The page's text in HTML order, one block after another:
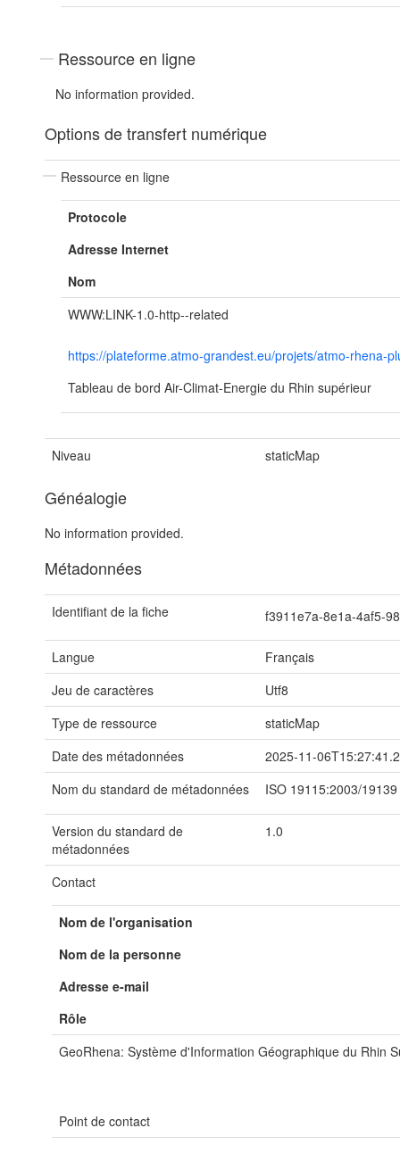
Ressource en ligne
No information provided.
Options de transfert numérique
Ressource en ligne
Protocole
Adresse Internet
Nom
WWW:LINK-1.0-http--related
https://plateforme.atmo-grandest.eu/projets/atmo-rhena-
Tableau de bord Air-Climat-Energie du Rhin supérieur
Niveau staticMap
Généalogie
No information provided.
Métadonnées
Identifiant de la fiche f3911e7a-8e1a-4af5-
Langue
Français
Jeu de caractères
Utf8
Type de ressource
staticMap
Date des métadonnées
2025-11-
Nom du standard de métadonnées
ISO 19115:2003/19139
Version du standard de
métadonnées
1.0
Contact
Nom de l'organisation
Nom de la personne
Adresse e-mail
Rôle
GeoRhena: Système d'Information Géographique du Rhin
Point de contact